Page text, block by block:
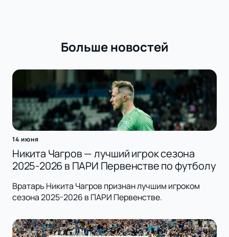
Больше новостей
14 июня
Никита Чагров — лучший игрок сезона
2025-2026 в ПАРИ Первенстве по футболу
Вратарь Никита Чагров признан лучшим игроком
сезона 2025-2026 в ПАРИ Первенстве.